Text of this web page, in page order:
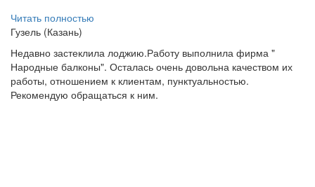
Читать полностью
Гузель (Казань)
Недавно застеклила лоджию.Работу выполнила фирма "
Народные балконы". Осталась очень довольна качеством их
работы, отношением к клиентам, пунктуальностью.
Рекомендую обращаться к ним.